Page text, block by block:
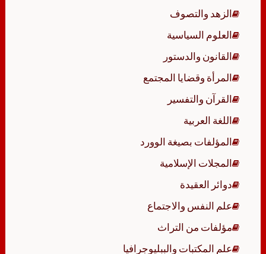
الزهد والتصوف
العلوم السياسية
القانون والدستور
المرأة وقضايا المجتمع
القرآن والتفسير
اللغة العربية
المؤلفات بصيغة الوورد
المجلات الإسلامية
دوائر العقيدة
علم النفس والاجتماع
مؤلفات من التراث
علم المكتبات والببليوجرافيا